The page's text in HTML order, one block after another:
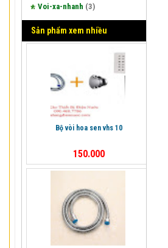
Voi-xa-nhanh (3)
Sản phẩm xem nhiều
bộ vòi hoa sen vhs 10
150.000